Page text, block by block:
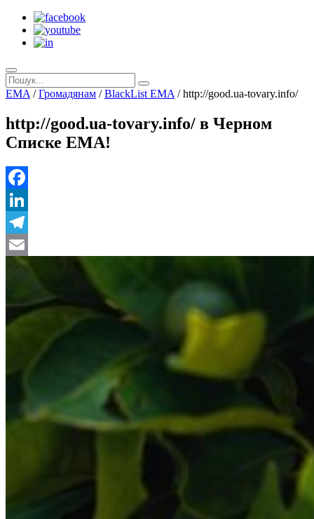
EMA /Громадянам /BlackList EMA /http://good.ua-tovary.info/
http://good.ua-tovary.info/ в Черном
Списке ЕМА!
Facebook
LinkedIn
Telegram
Email